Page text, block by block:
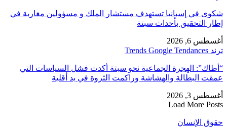
شكوى في إسبانيا تستهدف مستشار الملك و مسؤولين مغاربة في
إطار التحقيق بأحداث سبتة
أغسطس 6, 2026
ترند Trends Google Tendances
“أطاك”: الهجرة الجماعية نحو سبتة أكدت فشل السياسات التي
عمقت البطالة والهشاشة وراكمت الثروة في يد أقلية
أغسطس 3, 2026
Load More Posts
حقوق الإنسان